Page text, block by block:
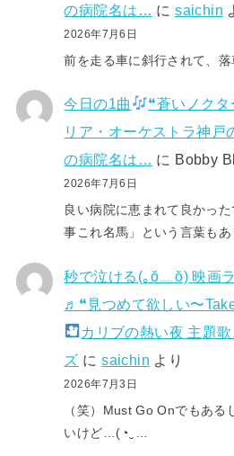
の病院名は… にsaichin
2026年7月6日
前を走る車に斜行されて、落
今日の1曲 ❝蒼いノクタ
リア・オーケストラ神戸
の病院名は… に Bobby
2026年7月6日
良い病院に恵まれて良かっ
事これ名馬」という言葉も
秒で泣ける(⁠｡⁠ŏ⁠﹏⁠ŏ⁠) 映画
♬❝見つめて欲しい〜
カリブの熱い夜 主題
ズ にsaichin より
2026年7月3日
（笑）Must Go Onでもあ
いけど…(⁠◔⁠‿⁠…